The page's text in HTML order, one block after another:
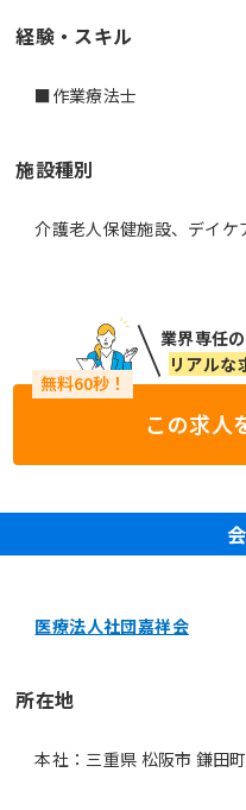
経験・スキル
■作業療法士
施設種別
介護老人保健施設、デイケ
業界専任
リアルな
この求人
医療法人社団嘉祥会
所在地
本社：三重県 松阪市 鎌田